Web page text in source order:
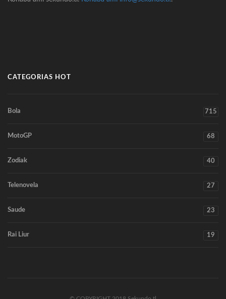
CATEGORIAS HOT
Bola 715
MotoGP 68
Zodiak 40
Telenovela 27
Saude 23
Rai Liur 19